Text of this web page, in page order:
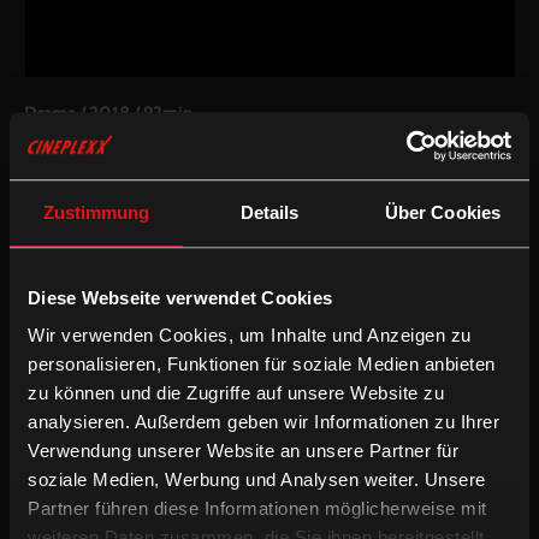
Zustimmung Details Über Cookies
Diese Webseite verwendet Cookies
Wir verwenden Cookies, um Inhalte und Anzeigen zu
personalisieren, Funktionen für soziale Medien anbieten
zu können und die Zugriffe auf unsere Website zu
analysieren. Außerdem geben wir Informationen zu Ihrer
Verwendung unserer Website an unsere Partner für
soziale Medien, Werbung und Analysen weiter. Unsere
Partner führen diese Informationen möglicherweise mit
Drama / 2018 / 92min
Freigegeben ab 14 Jahren
AT
Regie:Stefan A. Lukacs
Besetzung:Laurence Rupp, Anton Noori, Anna Suk, Roland
Düringer, Marie Hofstätter
Inkludierte Sprachfassungen:
Deutsche OV
Deutsche OV mit Audiodeskription
Action/ Audiodeskription/ Drama/Preisgekrönt